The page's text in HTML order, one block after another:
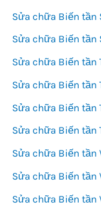
Sửa chữa Biến tần
Sửa chữa Biến tần
Sửa chữa Biến tần
Sửa chữa Biến tần
Sửa chữa Biến tần
Sửa chữa Biến tần
Sửa chữa Biến tần
Sửa chữa Biến tần
Sửa chữa Biến tần